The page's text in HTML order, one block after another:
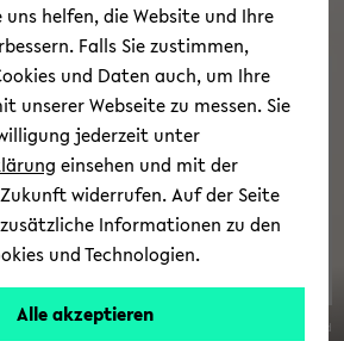
Trans­fer
© Uni­ver­si­tät Bie­le­feld
helfen, die Website und Ihre
Falls Sie zustimmen,
und Daten auch, um Ihre
unserer Webseite zu messen. Sie
jederzeit unter
einsehen und mit der
widerrufen. Auf der Seite
Informationen zu den
und Technologien.
Alle akzeptieren